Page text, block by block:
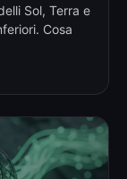
Sol, Terra e
Cosa